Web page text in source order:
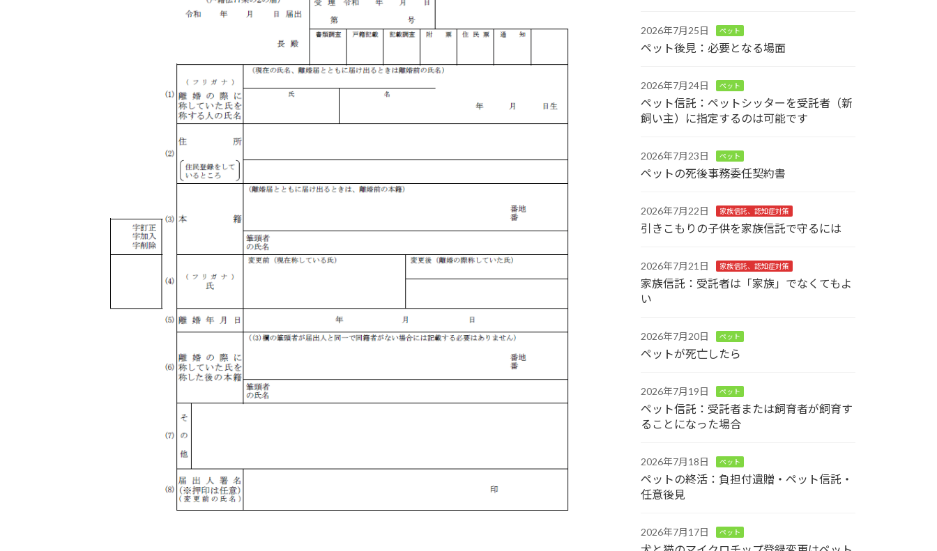
2026年7月25日 ペット
ペット後見：必要となる場面
2026年7月24日 ペット
ペット信託：ペットシッターを受託者（新
飼い主）に指定するのは可能です
2026年7月23日 ペット
ペットの死後事務委任契約書
2026年7月22日 家族信託、認知症対策
引きこもりの子供を家族信託で守るには
2026年7月21日 家族信託、認知症対策
家族信託：受託者は「家族」でなくてもよ
い
2026年7月20日 ペット
ペットが死亡したら
2026年7月19日 ペット
ペット信託：受託者または飼育者が飼育す
ることになった場合
2026年7月18日 ペット
ペットの終活：負担付遺贈・ペット信託・
任意後見
2026年7月17日 ペット